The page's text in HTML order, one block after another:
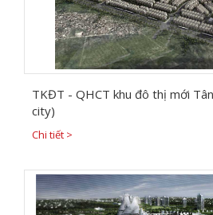
TKĐT - QHCT khu đô thị mới
city)
Chi tiết >